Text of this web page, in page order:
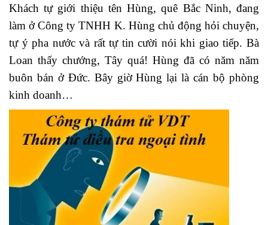
Khách tự giới thiệu tên Hùng, quê Bắc Ninh, đang
làm ở Công ty TNHH K. Hùng chủ động hỏi chuyện,
tự ý pha nước và rất tự tin cười nói khi giao tiếp. Bà
Loan thấy chướng, Tây quá! Hùng đã có năm năm
buôn bán ở Đức. Bây giờ Hùng lại là cán bộ phòng
kinh doanh…